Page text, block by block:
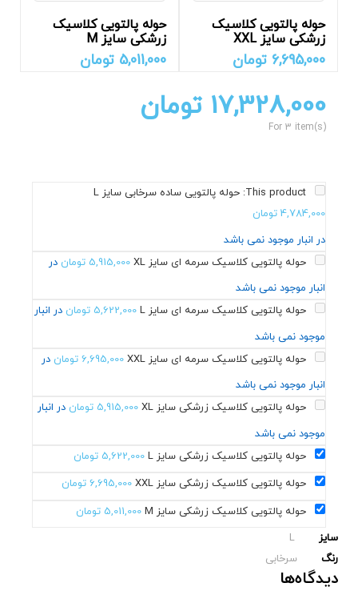
حوله پالتویی کلاسیک
زرشکی سایز XXL
6,695,000 تومان
حوله پالتویی کلاسیک
زرشکی سایز M
5,011,000 تومان
17,328,000 تومان
For 3 item(s)
This product: حوله پالتویی ساده سرخابی سایز L
4,784,000 تومان
در انبار موجود نمی باشد
حوله پالتویی کلاسیک سرمه ای سایز XL
5,915,000 تومان در
انبار موجود نمی باشد
حوله پالتویی کلاسیک سرمه ای سایز L
5,622,000 تومان در انبار
موجود نمی باشد
حوله پالتویی کلاسیک سرمه ای سایز XXL
6,695,000 تومان در
انبار موجود نمی باشد
حوله پالتویی کلاسیک زرشکی سایز XL
5,915,000 تومان در انبار
موجود نمی باشد
حوله پالتویی کلاسیک زرشکی سایز L
5,622,000 تومان
حوله پالتویی کلاسیک زرشکی سایز XXL
6,695,000 تومان
حوله پالتویی کلاسیک زرشکی سایز M
5,011,000 تومان
سایز
L
رنگ
سرخابی
دیدگاه‌ها